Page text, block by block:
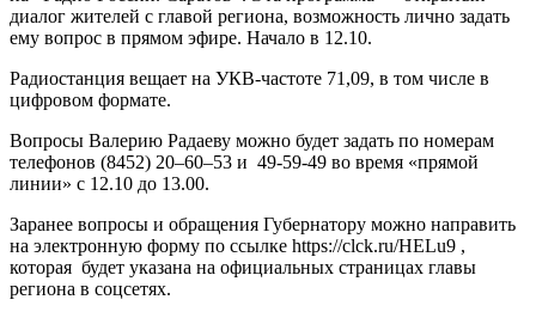
диалог жителей с главой региона, возможность лично задать
ему вопрос в прямом эфире. Начало в 12.10.
Радиостанция вещает на УКВ-частоте 71,09, в том числе в
цифровом формате.
Вопросы Валерию Радаеву можно будет задать по номерам
телефонов (8452) 20–60–53 и 49-59-49 во время «прямой
линии» с 12.10 до 13.00.
Заранее вопросы и обращения Губернатору можно направить
на электронную форму по ссылке https://clck.ru/HELu9 ,
которая будет указана на официальных страницах главы
региона в соцсетях.